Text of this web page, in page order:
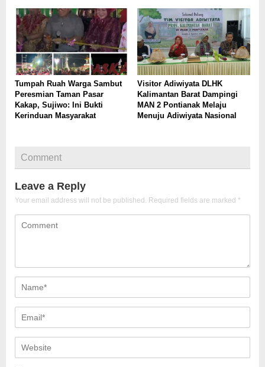
Tumpah Ruah Warga Sambut
Peresmian Taman Pasar
Kakap, Sujiwo: Ini Bukti
Kerinduan Masyarakat
Visitor Adiwiyata DLHK
Kalimantan Barat Dampingi
MAN 2 Pontianak Melaju
Menuju Adiwiyata Nasional
Comment
Leave a Reply
Your email address will not be published. Required fields are marked *